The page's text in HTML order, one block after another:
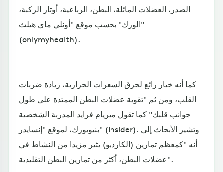
الصدر، العضلات المائلة، البطن، الرباعية، أوتار الركبة،
الورك" بحسب موقع "أونلي ماي هيلث"
(onlymyhealth).
كما أنه خيار رائع لحرق السعرات الحرارية، زيادة ضربات
القلب، ومن ثم "تقوية عضلات البطن الممتدة على طول
جوانب قلبك" كما تقول ميريام فرايد المدربة الشخصية
بنيويورك، لموقع "إنسايدر" (Insider). وتشير الأبحاث إلى
أنه "كمعظم تمارين (الكارديو) يثير مزيدا من النشاط في
عضلات البطن، أكثر من تمارين البطن التقليدية".